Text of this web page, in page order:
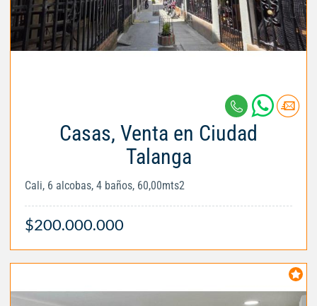
Casas, Venta en Ciudad
Talanga
Cali, 6 alcobas, 4 baños, 60,00mts2
$200.000.000